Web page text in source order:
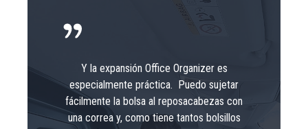
Y la expansión Office Organizer es
especialmente práctica. Puedo sujetar
fácilmente la bolsa al reposacabezas con
una correa y, como tiene tantos bolsillos